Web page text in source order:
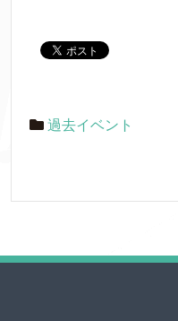
過去イベント